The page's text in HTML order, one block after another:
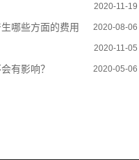
2020-11-19
哪些方面的费用 2020-08-06
2020-11-05
有影响？ 2020-05-06